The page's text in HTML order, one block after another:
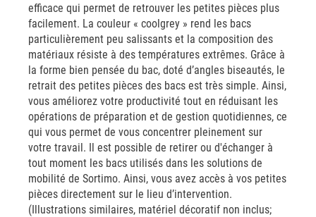
efficace qui permet de retrouver les petites pièces plus
facilement. La couleur « coolgrey » rend les bacs
particulièrement peu salissants et la composition des
matériaux résiste à des températures extrêmes. Grâce à
la forme bien pensée du bac, doté d’angles biseautés, le
retrait des petites pièces des bacs est très simple. Ainsi,
vous améliorez votre productivité tout en réduisant les
opérations de préparation et de gestion quotidiennes, ce
qui vous permet de vous concentrer pleinement sur
votre travail. Il est possible de retirer ou d'échanger à
tout moment les bacs utilisés dans les solutions de
mobilité de Sortimo. Ainsi, vous avez accès à vos petites
pièces directement sur le lieu d’intervention.
(Illustrations similaires, matériel décoratif non inclus;